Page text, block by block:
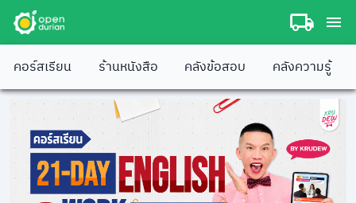
คอร์สเรียน ร้านหนังสือ คลังข้อสอบ คลังความรู้